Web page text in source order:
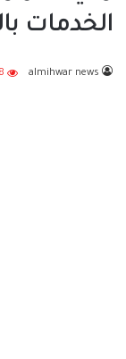
الخدمات
almihwar news